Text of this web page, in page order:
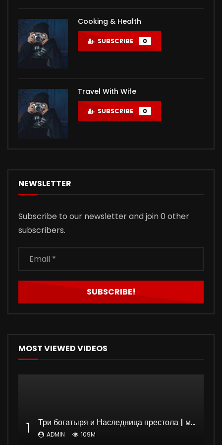
Cooking & Health
SUBSCRIBE 0
Travel With Wife
SUBSCRIBE 0
NEWSLETTER
Subscribe to our newsletter and join 0 other
subscribers.
MOST VIEWED VIDEOS
1 Три богатыря и Наследница престола | мультфильм
ADMIN 109M